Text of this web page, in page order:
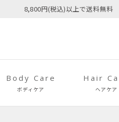
8,800円(税込)以上で送料無料
Body Care
ボディケア
Hair
ヘアケア